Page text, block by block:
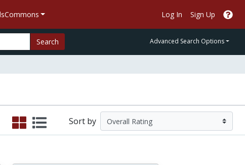
Log In Sign Up
Search Advanced Search Options
Sort by